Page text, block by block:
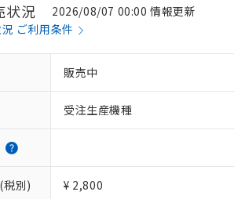
状況
2026/08/07 00:00 情報更新
ご利用条件
販売中
受注生産機種
税別) ¥ 2,800